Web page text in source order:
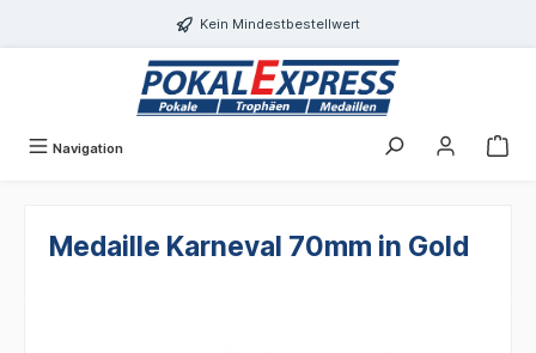
Kein Mindestbestellwert
Navigation
Medaille Karneval 70mm in Gold